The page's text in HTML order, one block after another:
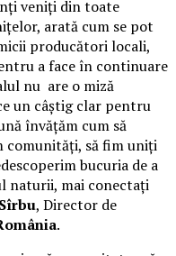
veniți din toate
arată cum se pot
producători locali,
a face în continuare
nu are o miză
un câștig clar pentru
învățăm cum să
comunități, să fim uniți
bucuria de a
naturii, mai conectați
, Director de
.